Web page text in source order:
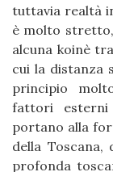
tuttavia realtà
è molto
alcuna koinè
cui la distanza
principio
fattori
portano alla
della
profonda